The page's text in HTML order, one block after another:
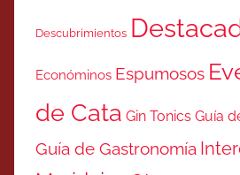
Descubrimientos
Económinos Espumosos
de Cata Gin Tonics Guía
Guía de Gastronomía